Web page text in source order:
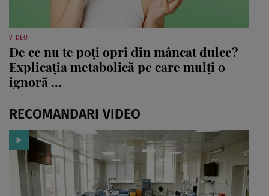
VIDEO
De ce nu te poți opri din mâncat dulce?
Explicația metabolică pe care mulți o
ignoră ...
RECOMANDARI VIDEO